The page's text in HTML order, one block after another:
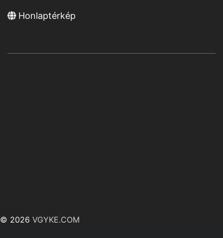
Honlaptérkép
© 2026 VGYKE.COM